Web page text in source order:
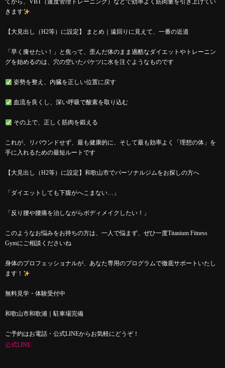
てから、VBT（速度管理トレーニング）などで効率よく筋肉量を引き上げてい
きます
【大見出し（H2等）に設定】 まとめ｜遠回りに見えて、一番の近道
「早く痩せたい！」と焦って、歪んだ体のまま過酷なダイエットやトレーニン
グを始めるのは、穴の空いたバケツに水を注ぐようなものです
姿勢を整え、内臓を正しい位置に戻す
血流を良くし、深い呼吸で酸素を取り込む
その上で、正しく筋肉を鍛える
これが、リバウンドせず、最も健康的に、そして最も効率よく「理想の体」を
手に入れるための最短ルートです
【大見出し（H2等）に設定】和歌山市でパーソナルジムをお探しの方へ
「ダイエットしても下腹がへこまない…」
「反り腰や腰痛を治しながらボディメイクしたい！」
このようなお悩みをお持ちの方は、一人で悩まず、ぜひ一度Titanium Fitness
Gymにご相談くださいね
身体のプロフェッショナルが、あなた専用のプログラムで徹底サポートいたし
ます！
無料見学・体験受付中
和歌山市和歌浦｜駐車場完備
ご予約はお電話・公式LINEからお気軽にどうぞ！
公式LINE